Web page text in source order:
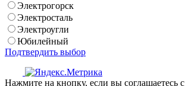
Электрогорск
Электросталь
Электроугли
Юбилейный
Подтвердить выбор
Нажмите на кнопку, если вы соглашаетесь с